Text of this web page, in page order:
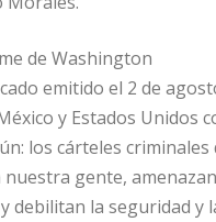
de Washington
emitido el 2 de
y Estados Unidos
los cárteles criminales
nuestra gente,
debilitan la seguridad y